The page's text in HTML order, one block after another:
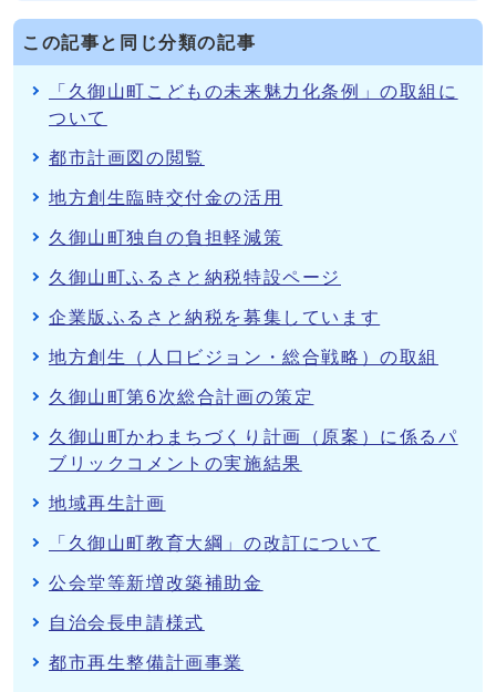
この記事と同じ分類の記事
「久御山町こどもの未来魅力化条例」の取組に
ついて
都市計画図の閲覧
地方創生臨時交付金の活用
久御山町独自の負担軽減策
久御山町ふるさと納税特設ページ
企業版ふるさと納税を募集しています
地方創生（人口ビジョン・総合戦略）の取組
久御山町第6次総合計画の策定
久御山町かわまちづくり計画（原案）に係るパ
ブリックコメントの実施結果
地域再生計画
「久御山町教育大綱」の改訂について
公会堂等新増改築補助金
自治会長申請様式
都市再生整備計画事業